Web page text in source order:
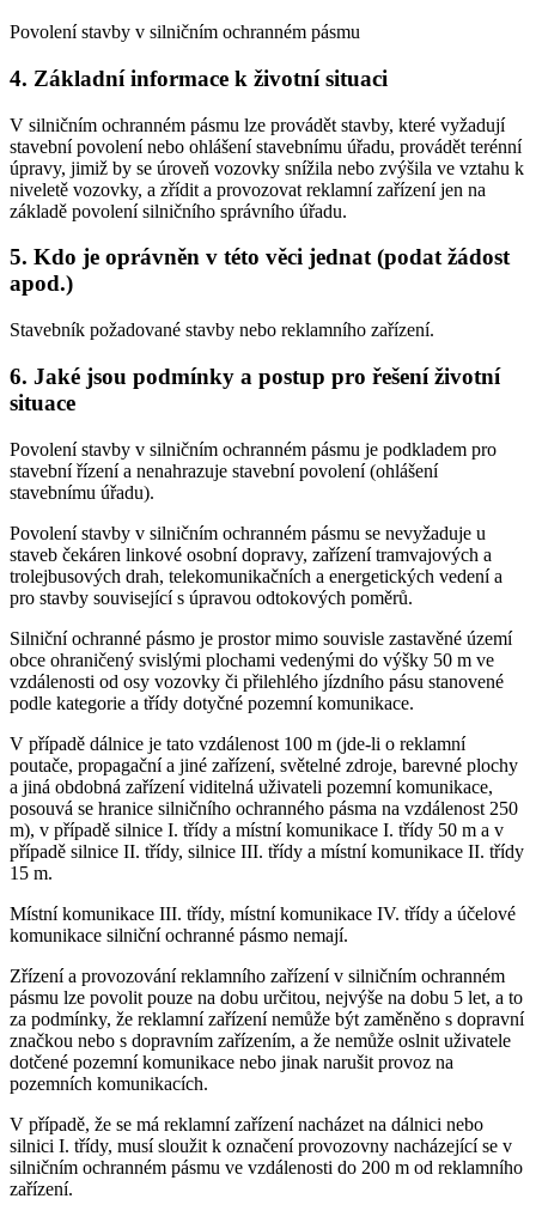
Povolení stavby v silničním ochranném pásmu
4. Základní informace k životní situaci
V silničním ochranném pásmu lze provádět stavby, které vyžadují
stavební povolení nebo ohlášení stavebnímu úřadu, provádět terénní
úpravy, jimiž by se úroveň vozovky snížila nebo zvýšila ve vztahu k
niveletě vozovky, a zřídit a provozovat reklamní zařízení jen na
základě povolení silničního správního úřadu.
5. Kdo je oprávněn v této věci jednat (podat žádost
apod.)
Stavebník požadované stavby nebo reklamního zařízení.
6. Jaké jsou podmínky a postup pro řešení životní
situace
Povolení stavby v silničním ochranném pásmu je podkladem pro
stavební řízení a nenahrazuje stavební povolení (ohlášení
stavebnímu úřadu).
Povolení stavby v silničním ochranném pásmu se nevyžaduje u
staveb čekáren linkové osobní dopravy, zařízení tramvajových a
trolejbusových drah, telekomunikačních a energetických vedení a
pro stavby související s úpravou odtokových poměrů.
Silniční ochranné pásmo je prostor mimo souvisle zastavěné území
obce ohraničený svislými plochami vedenými do výšky 50 m ve
vzdálenosti od osy vozovky či přilehlého jízdního pásu stanovené
podle kategorie a třídy dotyčné pozemní komunikace.
V případě dálnice je tato vzdálenost 100 m (jde-li o reklamní
poutače, propagační a jiné zařízení, světelné zdroje, barevné plochy
a jiná obdobná zařízení viditelná uživateli pozemní komunikace,
posouvá se hranice silničního ochranného pásma na vzdálenost 250
m), v případě silnice I. třídy a místní komunikace I. třídy 50 m a v
případě silnice II. třídy, silnice III. třídy a místní komunikace II. třídy
15 m.
Místní komunikace III. třídy, místní komunikace IV. třídy a účelové
komunikace silniční ochranné pásmo nemají.
Zřízení a provozování reklamního zařízení v silničním ochranném
pásmu lze povolit pouze na dobu určitou, nejvýše na dobu 5 let, a to
za podmínky, že reklamní zařízení nemůže být zaměněno s dopravní
značkou nebo s dopravním zařízením, a že nemůže oslnit uživatele
dotčené pozemní komunikace nebo jinak narušit provoz na
pozemních komunikacích.
V případě, že se má reklamní zařízení nacházet na dálnici nebo
silnici I. třídy, musí sloužit k označení provozovny nacházející se v
silničním ochranném pásmu ve vzdálenosti do 200 m od reklamního
zařízení.